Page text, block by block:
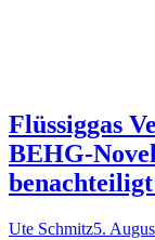
Flüssiggas
BEHG-
Ute Schmitz5.